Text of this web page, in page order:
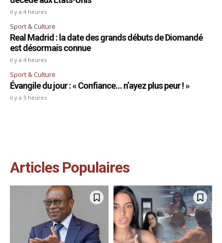
il y a 4 heures
Sport & Culture
Real Madrid : la date des grands débuts de Diomandé
est désormais connue
il y a 4 heures
Sport & Culture
Évangile du jour : « Confiance… n’ayez plus peur ! »
il y a 5 heures
Articles Populaires